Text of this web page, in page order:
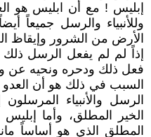
إبليس ! مع أن ابليس هو
وللأنبياء والرسل جميعاً
الأرض من الشرور وإيقاظ
إذاً لم لم يفعل الرسل
فعل ذلك ودحره ونحيه عن
السبب في ذلك هو أن
الرسل والأنبياء المرسلون
الخير المطلق، وأما
المطلق الذي هو أساساً